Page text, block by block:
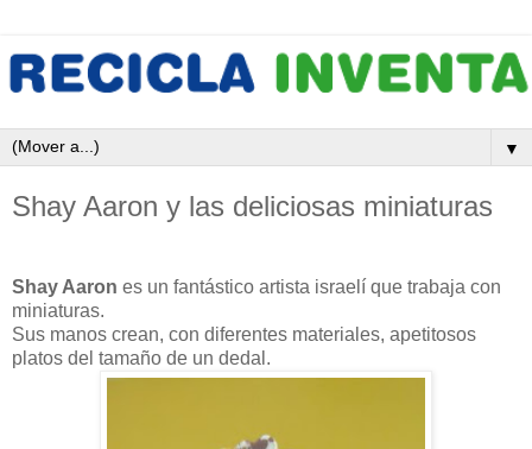
▼
Shay Aaron y las deliciosas miniaturas
Shay Aaron es un fantástico artista israelí que trabaja con
miniaturas.
Sus manos crean, con diferentes materiales, apetitosos
platos del tamaño de un dedal.